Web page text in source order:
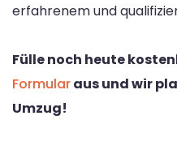
erfahrenem und
Fülle noch heute
Formularaus und wir
Umzug!